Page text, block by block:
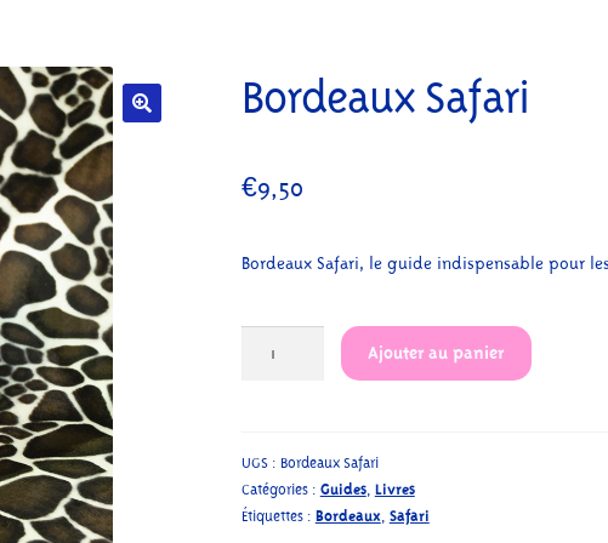
Bordeaux Safari
€9,50
Bordeaux Safari, le guide indispensable pour
Ajouter au panier
UGS : Bordeaux Safari
Catégories : Guides, Livres
Étiquettes : Bordeaux Safari